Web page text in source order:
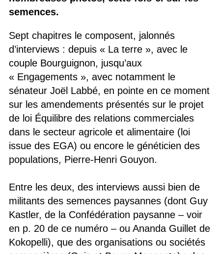
semences.
Sept chapitres le composent, jalonnés
d’interviews : depuis « La terre », avec le
couple Bourguignon, jusqu’aux
« Engagements », avec notamment le
sénateur Joël Labbé, en pointe en ce moment
sur les amendements présentés sur le projet
de loi Équilibre des relations commerciales
dans le secteur agricole et alimentaire (loi
issue des EGA) ou encore le généticien des
populations, Pierre-Henri Gouyon.
Entre les deux, des interviews aussi bien de
militants des semences paysannes (dont Guy
Kastler, de la Confédération paysanne – voir
en p. 20 de ce numéro – ou Ananda Guillet de
Kokopelli), que des organisations ou sociétés